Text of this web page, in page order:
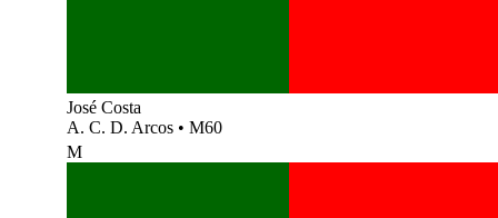
José Costa
A. C. D. Arcos • M60
M